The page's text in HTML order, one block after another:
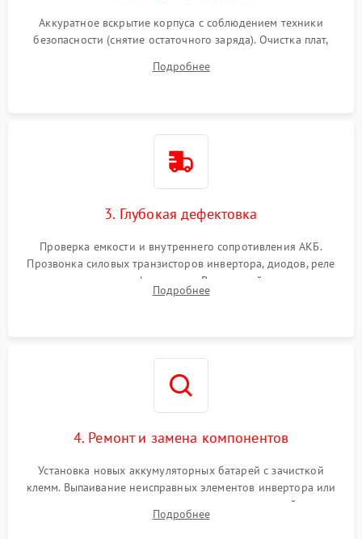
Аккуратное вскрытие корпуса с соблюдением техники
безопасности (снятие остаточного заряда). Очистка плат,
и кистей для предотвращения перегрева и замыканий.
Подробнее
3. Глубокая дефектовка
Проверка емкости и внутреннего сопротивления АКБ.
Прозвонка силовых транзисторов инвертора, диодов, реле
переключения и трансформатора. Визуальный поиск вздутых
конденсаторов и прогаров на печатной плате.
Подробнее
4. Ремонт и замена компонентов
Установка новых аккумуляторных батарей с зачисткой
клемм. Выпаивание неисправных элементов инвертора или
цепи зарядки и монтаж новых радиодеталей.
Восстановление поврежденных токоведущих дорожек и
Подробнее